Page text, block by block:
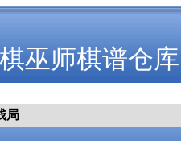
巫师棋谱仓库
局